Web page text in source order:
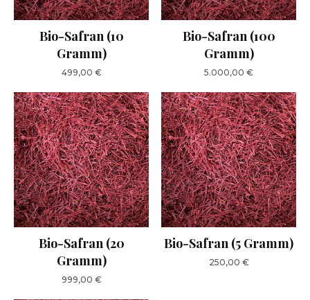
Bio-Safran (10
Gramm)
499,00 €
Bio-Safran (100
Gramm)
5.000,00 €
Bio-Safran (20
Gramm)
999,00 €
Bio-Safran (5 Gramm)
250,00 €